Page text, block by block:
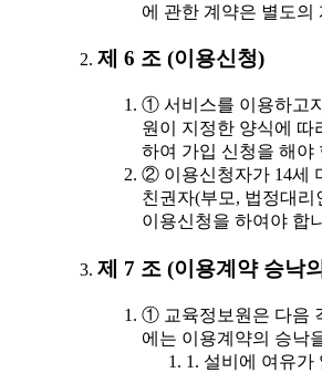
에 관한 계약은 별도의
제 6 조 (이용신청)
① 서비스를 이용하고
원이 지정한 양식에 따
하여 가입 신청을 해야
② 이용신청자가 14세
친권자(부모, 법정대리
이용신청을 하여야 합
제 7 조 (이용계약 승낙
① 교육정보원은 다음
에는 이용계약의 승낙
1. 설비에 여유가